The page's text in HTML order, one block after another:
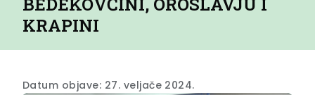
KRAPINI
Datum objave: 27. veljače 2024.